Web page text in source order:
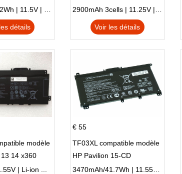
détails
X540LA-SI302 X540SA
X540S
Voir les détails
modèle
14 x360
L83388-421
| Li-ion ...
€ 55
TF03XL compatible modèle
HP Pavilion 15-CD